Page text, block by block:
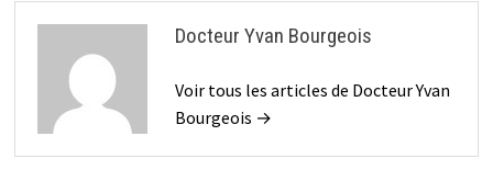
Docteur Yvan Bourgeois
Voir tous les articles de Docteur Yvan
Bourgeois →